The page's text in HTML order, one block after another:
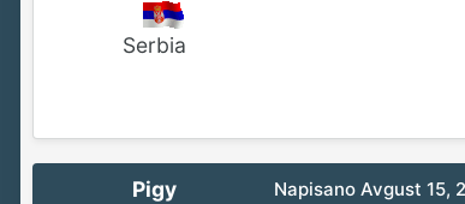
Serbia
Pigy Napisano Avgust 15,